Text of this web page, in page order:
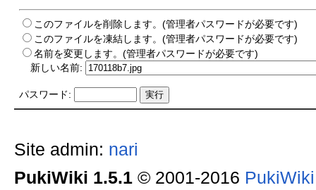
このファイルを削除します。(管理者パスワードが必要です)
このファイルを凍結します。(管理者パスワードが必要です)
名前を変更します。(管理者パスワードが必要です)
新しい名前:
パスワード:
Site admin: nari
PukiWiki 1.5.1© 2001-2016